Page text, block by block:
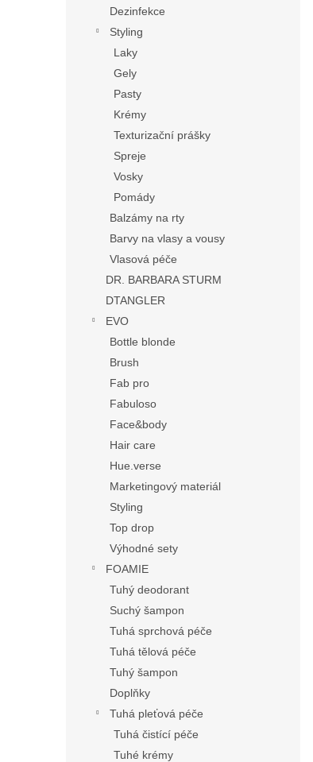
Dezinfekce
Styling
Laky
Gely
Pasty
Krémy
Texturizační prášky
Spreje
Vosky
Pomády
Balzámy na rty
Barvy na vlasy a vousy
Vlasová péče
DR. BARBARA STURM
DTANGLER
EVO
Bottle blonde
Brush
Fab pro
Fabuloso
Face&body
Hair care
Hue.verse
Marketingový materiál
Styling
Top drop
Výhodné sety
FOAMIE
Tuhý deodorant
Suchý šampon
Tuhá sprchová péče
Tuhá tělová péče
Tuhý šampon
Doplňky
Tuhá pleťová péče
Tuhá čistící péče
Tuhé krémy